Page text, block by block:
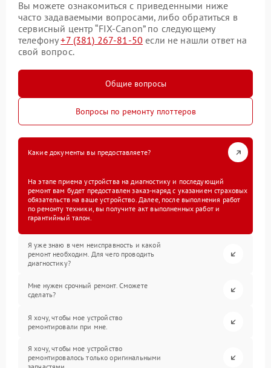
Вы можете ознакомиться с приведенными ниже
часто задаваемыми вопросами, либо обратиться в
сервисный центр “FIX-Canon” по следующему
телефону+7 (381) 267-81-50 если не нашли ответ на
свой вопрос.
Общие вопросы
Вопросы по ремонту плоттеров
Какие документы вы предоставляете?
На этапе приема устройства на диагностику и последующий
ремонт вам будет предоставлен заказ-наряд с указанием страховых
обязательств на ваше устройство. Далее, после выполнения работ
по ремонту техники, вы получите акт выполненных работ и
гарантийный талон.
Я уже знаю в чем неисправность и какой
ремонт необходим. Для чего проводить
диагностику?
Мне нужен срочный ремонт. Сможете
сделать?
Я хочу, чтобы мое устройство
ремонтировали при мне.
Я хочу, чтобы мое устройство
ремонтировалось только оригинальными